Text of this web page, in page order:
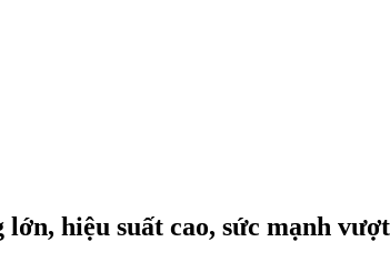
hiệu suất cao, sức mạnh